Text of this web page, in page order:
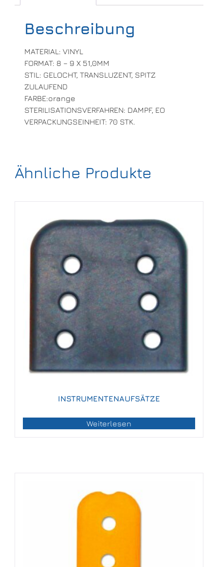
Beschreibung
MATERIAL: VINYL
FORMAT: 8 – 9 X 51,0MM
STIL: GELOCHT, TRANSLUZENT, SPITZ
ZULAUFEND
FARBE:orange
STERILISATIONSVERFAHREN: DAMPF, EO
VERPACKUNGSEINHEIT: 70 STK.
Ähnliche Produkte
INSTRUMENTENAUFSÄTZE
Weiterlesen